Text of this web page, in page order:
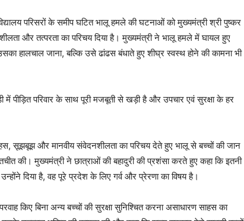
परिसरों के समीप घटित भालू हमले की घटनाओं को मुख्यमंत्री श्री पुष्कर
और तत्परता का परिचय दिया है। मुख्यमंत्री ने भालू हमले में घायल हुए
हालचाल जाना, बल्कि उसे ढांढस बंधाते हुए शीघ्र स्वस्थ होने की कामना भी
पीड़ित परिवार के साथ पूरी मजबूती से खड़ी है और उपचार एवं सुरक्षा के हर
सूझबूझ और मानवीय संवेदनशीलता का परिचय देते हुए भालू से बच्चों की जान
की। मुख्यमंत्री ने छात्राओं की बहादुरी की प्रशंसा करते हुए कहा कि इतनी
दिया है, वह पूरे प्रदेश के लिए गर्व और प्रेरणा का विषय है।
किए बिना अन्य बच्चों की सुरक्षा सुनिश्चित करना असाधारण साहस का